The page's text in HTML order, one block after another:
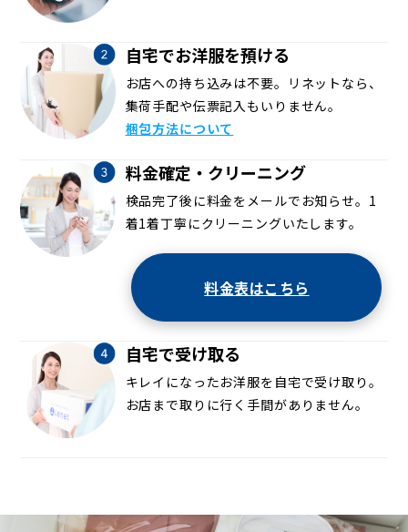
自宅でお洋服を預ける
お店への持ち込みは不要。リネットなら、
集荷手配や伝票記入もいりません。
梱包方法について
料金確定・クリーニング
検品完了後に料金をメールでお知らせ。1
着1着丁寧にクリーニングいたします。
料金表はこちら
自宅で受け取る
キレイになったお洋服を自宅で受け取り。
お店まで取りに行く手間がありません。